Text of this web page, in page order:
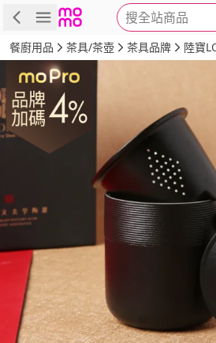
搜全站商品
商品 評價 詳情
餐廚用品 茶具/茶壺 茶具品牌 陸寶